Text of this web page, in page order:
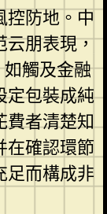
控防地。中
云朋表現，
觸及金融
定包裝成純
費者清楚知
在確認環節
足而構成非